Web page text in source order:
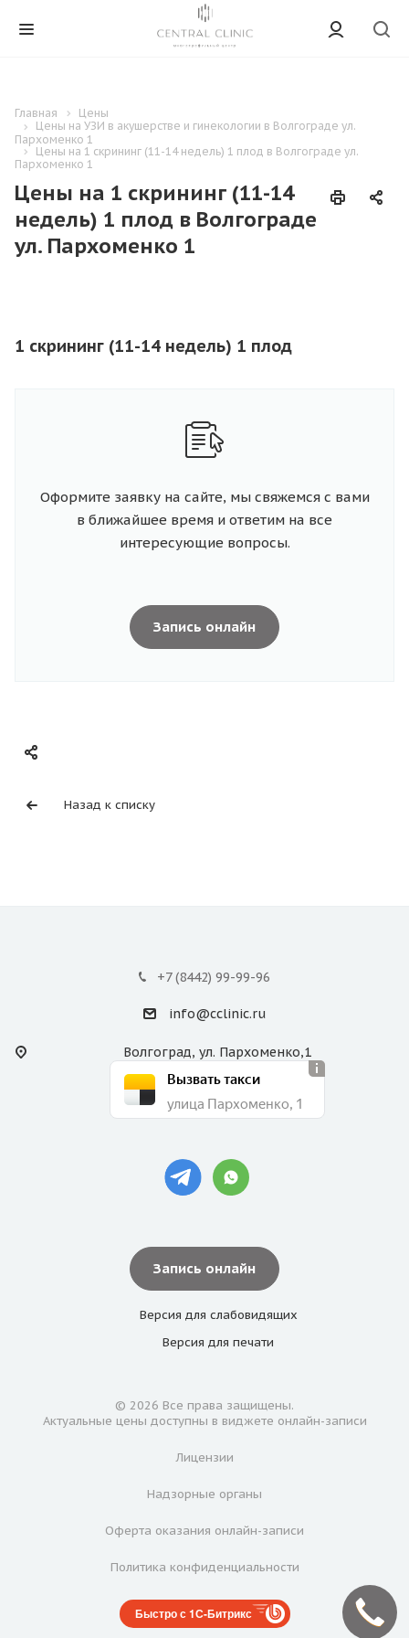
Главная
Цены
Цены на УЗИ в акушерстве и гинекологии в Волгограде ул.
Пархоменко 1
Цены на 1 скрининг (11-14 недель) 1 плод в Волгограде ул.
Пархоменко 1
Цены на 1 скрининг (11-14
недель) 1 плод в Волгограде
ул. Пархоменко 1
1 скрининг (11-14 недель) 1 плод
Оформите заявку на сайте, мы свяжемся с вами
в ближайшее время и ответим на все
интересующие вопросы.
Запись онлайн
Назад к списку
+7 (8442) 99-99-96
info@cclinic.ru
Волгоград, ул. Пархоменко,1
Вызвать такси
улица Пархоменко, 1
Запись онлайн
Версия для слабовидящих
Версия для печати
© 2026 Все права защищены.
Актуальные цены доступны в виджете онлайн-записи
Лицензии
Надзорные органы
Оферта оказания онлайн-записи
Политика конфиденциальности
Быстро с 1С-Битрикс